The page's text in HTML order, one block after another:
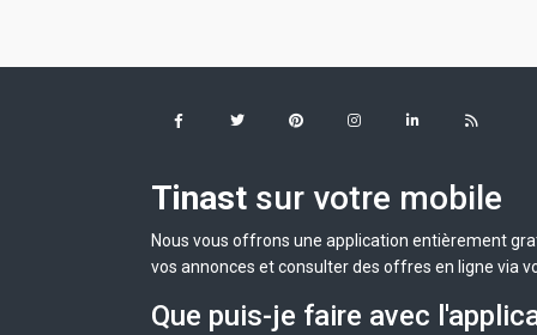
Tinast sur votre mobile
Nous vous offrons une application entièrement
vos annonces et consulter des offres en ligne via
Que puis-je faire avec